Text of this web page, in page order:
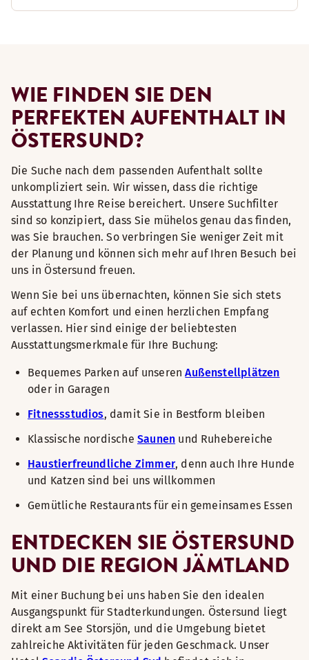
WIE FINDEN SIE DEN
PERFEKTEN AUFENTHALT IN
ÖSTERSUND?
Die Suche nach dem passenden Aufenthalt sollte
unkompliziert sein. Wir wissen, dass die richtige
Ausstattung Ihre Reise bereichert. Unsere Suchfilter
sind so konzipiert, dass Sie mühelos genau das finden,
was Sie brauchen. So verbringen Sie weniger Zeit mit
der Planung und können sich mehr auf Ihren Besuch bei
uns in Östersund freuen.
Wenn Sie bei uns übernachten, können Sie sich stets
auf echten Komfort und einen herzlichen Empfang
verlassen. Hier sind einige der beliebtesten
Ausstattungsmerkmale für Ihre Buchung:
Bequemes Parken auf unserenAußenstellplätzen
oder in Garagen
Fitnessstudios, damit Sie in Bestform bleiben
Klassische nordische Saunen und Ruhebereiche
Haustierfreundliche Zimmer, denn auch Ihre Hunde
und Katzen sind bei uns willkommen
Gemütliche Restaurants für ein gemeinsames Essen
ENTDECKEN SIE ÖSTERSUND
UND DIE REGION JÄMTLAND
Mit einer Buchung bei uns haben Sie den idealen
Ausgangspunkt für Stadterkundungen. Östersund liegt
direkt am See Storsjön, und die Umgebung bietet
zahlreiche Aktivitäten für jeden Geschmack. Unser